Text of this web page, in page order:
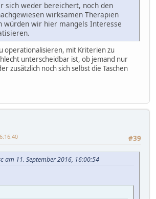
sich weder bereichert, noch den
wirksamen Therapien
würden wir hier mangels Interesse
operationalisieren, mit Kriterien zu
unterscheidbar ist, ob jemand nur
zusätzlich noch sich selbst die Taschen
#39
am 11. September 2016, 16:00:54